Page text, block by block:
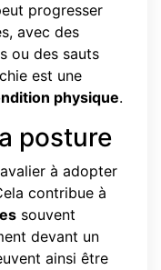
progresser
avec des
ou des sauts
est une
physique.
posture
à adopter
contribue à
souvent
devant un
ainsi être